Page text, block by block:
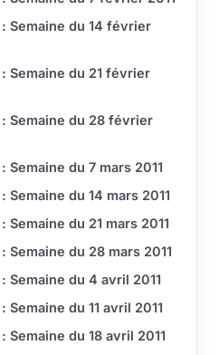
Semaine du 14 février
Semaine du 21 février
Semaine du 28 février
Semaine du 7 mars 2011
Semaine du 14 mars 2011
du 21 mars 2011
Semaine du 28 mars 2011
Semaine du 4 avril 2011
du 11 avril 2011
Semaine du 18 avril 2011